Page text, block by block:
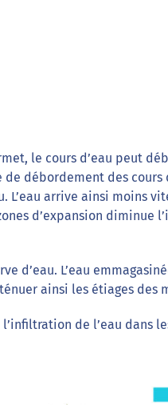
le cours d’eau peut
débordement des cours
L’eau arrive ainsi moins
d’expansion diminue
d’eau. L’eau
ainsi les étiages des
de l’eau dans